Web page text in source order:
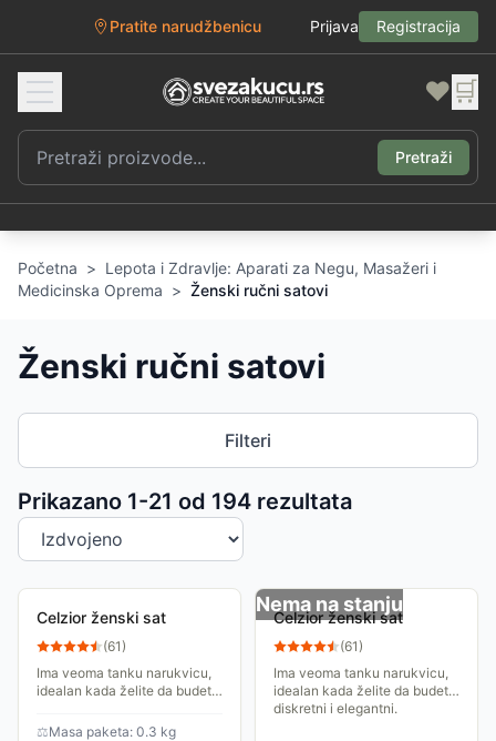
Pratite narudžbenicu Prijava Registracija
❤️ 🛒
Pretraži
Početna > Lepota i Zdravlje: Aparati za Negu, Masažeri i
Medicinska Oprema > Ženski ručni satovi
Ženski ručni satovi
Filteri
Prikazano 1-21 od 194 rezultata
Sortiranje proizvoda
Celzior ženski sat
(61)
Ima veoma tanku narukvicu,
idealan kada želite da budete
⚖Masa paketa: 0.3 kg
Nema na stanju
Celzior ženski sat
(61)
Ima veoma tanku narukvicu,
idealan kada želite da budete
diskretni i elegantni.